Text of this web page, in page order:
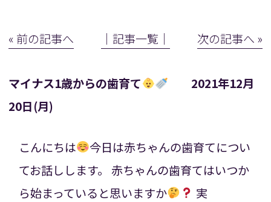
« 前の記事へ │記事一覧│ 次の記事へ »
マイナス1歳からの歯育て
2021年12月
20日(月)
こんにちは
今日は赤ちゃんの歯育てについ
てお話しします。 赤ちゃんの歯育てはいつか
ら始まっていると思いますか
実